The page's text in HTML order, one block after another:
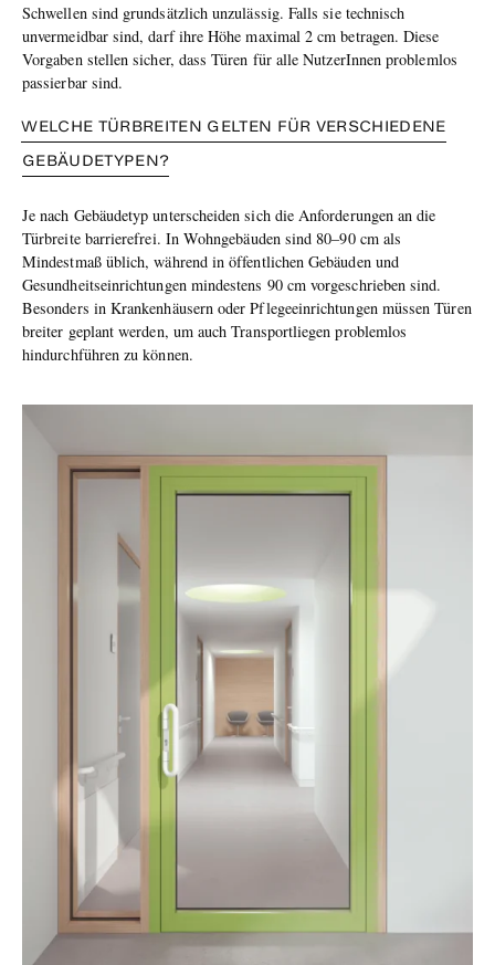
Schwellen sind grundsätzlich unzulässig. Falls sie technisch
unvermeidbar sind, darf ihre Höhe maximal 2 cm betragen. Diese
Vorgaben stellen sicher, dass Türen für alle NutzerInnen problemlos
passierbar sind.
WELCHE TÜRBREITEN GELTEN FÜR VERSCHIEDENE
GEBÄUDETYPEN?
Je nach Gebäudetyp unterscheiden sich die Anforderungen an die
Türbreite barrierefrei. In Wohngebäuden sind 80–90 cm als
Mindestmaß üblich, während in öffentlichen Gebäuden und
Gesundheitseinrichtungen mindestens 90 cm vorgeschrieben sind.
Besonders in Krankenhäusern oder Pflegeeinrichtungen müssen Türen
breiter geplant werden, um auch Transportliegen problemlos
hindurchführen zu können.